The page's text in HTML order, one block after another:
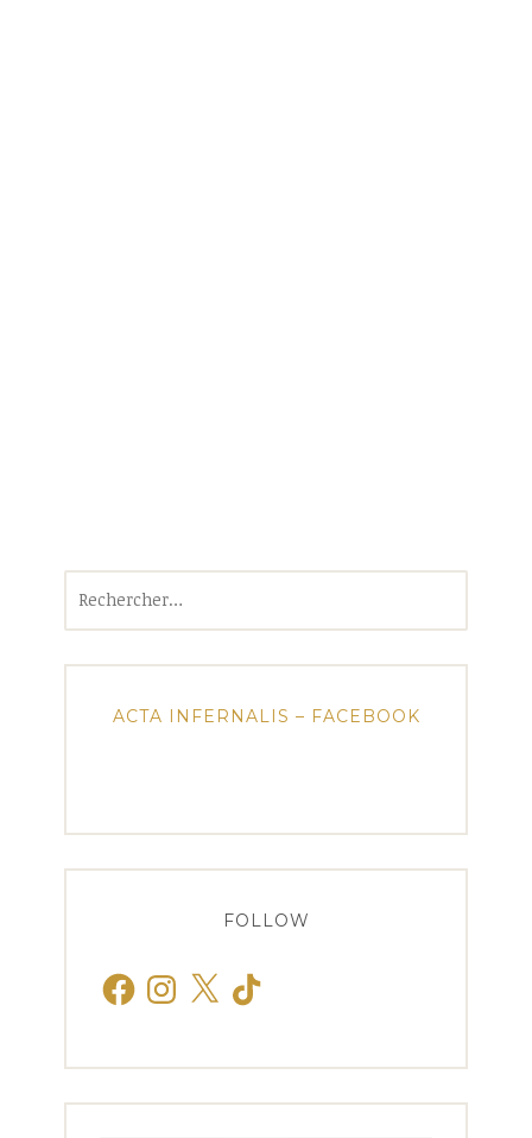
ACTA INFERNALIS – FACEBOOK
FOLLOW
FacebookInstagram
X TikTok